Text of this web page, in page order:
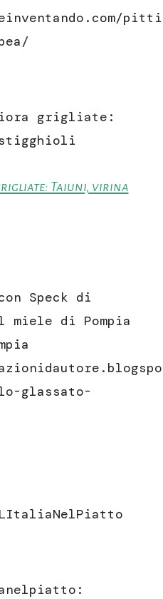
grigliate:
Taiuni, virina
Speck di
miele di Pompia
glassato-
LItaliaNelPiatto